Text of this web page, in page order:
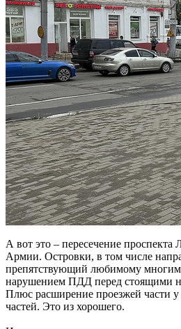
А вот это – пересечение
Армии. Островки, в том числе
препятствующий любимому
нарушением ПДД перед стоящими
Плюс расширение проезжей части у
частей. Это из хорошего.